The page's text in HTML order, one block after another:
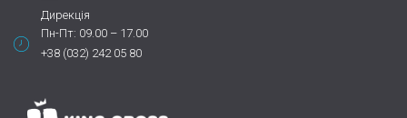
Дирекція
Пн-Пт: 09.00 – 17.00
+38 (032) 242 05 80